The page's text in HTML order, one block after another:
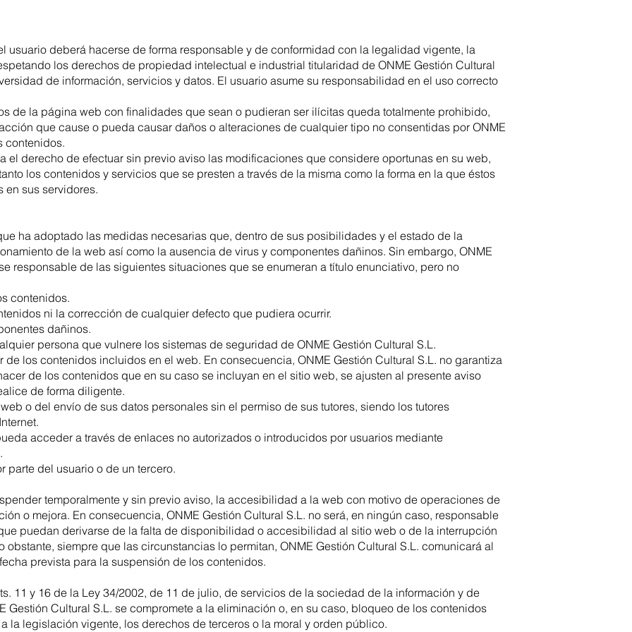
usuario deberá hacerse de forma responsable y de conformidad con la legalidad vigente, la
los derechos de propiedad intelectual e industrial titularidad de ONME Gestión Cultural
de información, servicios y datos. El usuario asume su responsabilidad en el uso correcto
de la página web con finalidades que sean o pudieran ser ilícitas queda totalmente prohibido,
que cause o pueda causar daños o alteraciones de cualquier tipo no consentidas por ONME
contenidos.
el derecho de efectuar sin previo aviso las modificaciones que considere oportunas en su web,
los contenidos y servicios que se presten a través de la misma como la forma en la que éstos
en sus servidores.
ha adoptado las medidas necesarias que, dentro de sus posibilidades y el estado de la
de la web así como la ausencia de virus y componentes dañinos. Sin embargo, ONME
responsable de las siguientes situaciones que se enumeran a título enunciativo, pero no
contenidos.
ni la corrección de cualquier defecto que pudiera ocurrir.
dañinos.
persona que vulnere los sistemas de seguridad de ONME Gestión Cultural S.L.
los contenidos incluidos en el web. En consecuencia, ONME Gestión Cultural S.L. no garantiza
de los contenidos que en su caso se incluyan en el sitio web, se ajusten al presente aviso
de forma diligente.
o del envío de sus datos personales sin el permiso de sus tutores, siendo los tutores
acceder a través de enlaces no autorizados o introducidos por usuarios mediante
parte del usuario o de un tercero.
temporalmente y sin previo aviso, la accesibilidad a la web con motivo de operaciones de
o mejora. En consecuencia, ONME Gestión Cultural S.L. no será, en ningún caso, responsable
puedan derivarse de la falta de disponibilidad o accesibilidad al sitio web o de la interrupción
siempre que las circunstancias lo permitan, ONME Gestión Cultural S.L. comunicará al
prevista para la suspensión de los contenidos.
11 y 16 de la Ley 34/2002, de 11 de julio, de servicios de la sociedad de la información y de
Gestión Cultural S.L. se compromete a la eliminación o, en su caso, bloqueo de los contenidos
la legislación vigente, los derechos de terceros o la moral y orden público.